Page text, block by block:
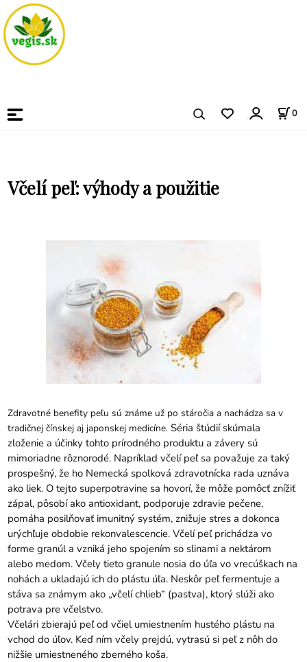
0
Včelí peľ: výhody a použitie
Zdravotné benefity peľu sú známe už po stáročia a nachádza sa v
tradičnej čínskej aj japonskej medicíne.Séria štúdií skúmala
zloženie a účinky tohto prírodného produktu a závery sú
mimoriadne rôznorodé. Napríklad včelí peľ sa považuje za taký
prospešný, že ho Nemecká spolková zdravotnícka rada uznáva
ako liek. O tejto superpotravine sa hovorí, že môže pomôcť znížiť
zápal, pôsobí ako antioxidant, podporuje zdravie pečene,
pomáha posilňovať imunitný systém, znižuje stres a dokonca
urýchľuje obdobie rekonvalescencie. Včelí peľ prichádza vo
forme granúl a vzniká jeho spojením so slinami a nektárom
alebo medom. Včely tieto granule nosia do úľa vo vrecúškach na
nohách a ukladajú ich do plástu úľa. Neskôr peľ fermentuje a
stáva sa známym ako „včelí chlieb“ (pastva), ktorý slúži ako
potrava pre včelstvo.
Včelári zbierajú peľ od včiel umiestnením hustého plástu na
vchod do úľov. Keď ním včely prejdú, vytrasú si peľ z nôh do
nižšie umiestneného zberného koša.